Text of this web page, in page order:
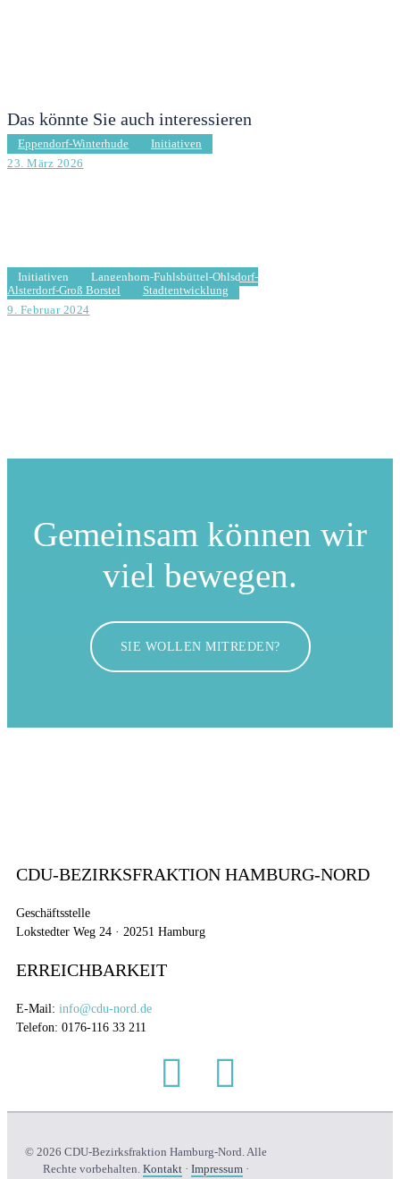
Das könnte Sie auch interessieren
Eppendorf-Winterhude
Initiativen
23. März 2026
Initiativen
Langenhorn-Fuhlsbüttel-Ohlsdorf-
Alsterdorf-Groß Borstel
Stadtentwicklung
9. Februar 2024
Gemeinsam können wir
viel bewegen.
SIE WOLLEN MITREDEN?
CDU-BEZIRKSFRAKTION HAMBURG-NORD
Geschäftsstelle
Lokstedter Weg 24 · 20251 Hamburg
ERREICHBARKEIT
E-Mail: info@cdu-nord.de
Telefon: 0176-116 33 211
© 2026 CDU-Bezirksfraktion Hamburg-Nord. Alle
Rechte vorbehalten. Kontakt· Impressum·